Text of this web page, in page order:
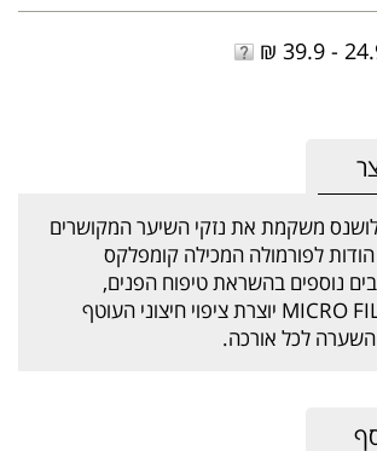
משקמת את נזקי השיער המקושרים
הודות לפורמולה המכילה קומפלקס
נוספים בהשראת טיפוח הפנים,
פורמולת MICRO FILLING יוצרת ציפוי חיצוני העוטף
לכל אורכה.